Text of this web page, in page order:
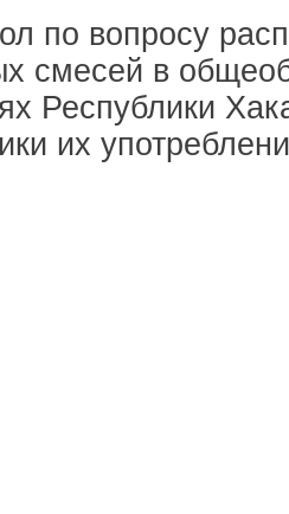
по вопросу
смесей в
Республики
их